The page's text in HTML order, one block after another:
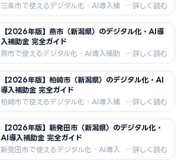
半導体・農業・観光（スキーリゾー
ト）向けAI・DX補助金情報。
三条市で使えるデジタル化・AI導入補
助金を徹底解説。IT導入補助金・もの
づくり補助金・市独自補助金の申請方
法・採択事例・支援機関情報を2026
年最新版でお届けします。燕三条ブラ
ンドの金属加工・刃物・鍛冶・建設業
向けAI・DX補助金情報。
【2026年版】燕市（新潟県）のデジタル化・AI導
入補助金 完全ガイド
燕市で使えるデジタル化・AI導入補助
金を徹底解説。IT導入補助金・ものづ
くり補助金・市独自補助金の申請方
法・採択事例・支援機関情報を2026
年最新版でお届けします。世界的洋食
器産地・研磨技術・アウトドア用品・
電子部品向けAI・DX補助金情報。
【2026年版】柏崎市（新潟県）のデジタル化・AI
導入補助金 完全ガイド
柏崎市で使えるデジタル化・AI導入補
助金を徹底解説。IT導入補助金・もの
づくり補助金・市独自エネルギー産業
DX支援補助金の申請方法・採択事例・
支援機関情報を2026年最新版でお届
けします。原子力・自動車部品・精密
機器・観光向けAI・DX補助金情報。
【2026年版】新発田市（新潟県）のデジタル化・
AI導入補助金 完全ガイド
新発田市で使えるデジタル化・AI導入
補助金を徹底解説。IT導入補助金・農